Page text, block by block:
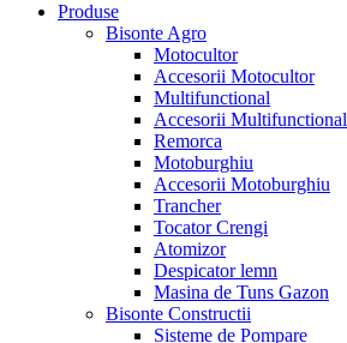
Produse
Bisonte Agro
Motocultor
Accesorii Motocultor
Multifunctional
Accesorii Multifunctional
Remorca
Motoburghiu
Accesorii Motoburghiu
Trancher
Tocator Crengi
Atomizor
Despicator lemn
Masina de Tuns Gazon
Bisonte Constructii
Sisteme de Pompare